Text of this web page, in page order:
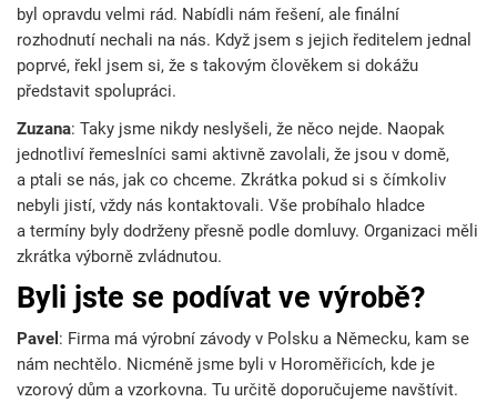
byl opravdu velmi rád. Nabídli nám řešení, ale finální
rozhodnutí nechali na nás. Když jsem s jejich ředitelem jednal
poprvé, řekl jsem si, že s takovým člověkem si dokážu
představit spolupráci.
Zuzana: Taky jsme nikdy neslyšeli, že něco nejde. Naopak
jednotliví řemeslníci sami aktivně zavolali, že jsou v domě,
a ptali se nás, jak co chceme. Zkrátka pokud si s čímkoliv
nebyli jistí, vždy nás kontaktovali. Vše probíhalo hladce
a termíny byly dodrženy přesně podle domluvy. Organizaci měli
zkrátka výborně zvládnutou.
Byli jste se podívat ve výrobě?
Pavel : Firma má výrobní závody v Polsku a Německu, kam se
nám nechtělo. Nicméně jsme byli v Horoměřicích, kde je
vzorový dům a vzorkovna. Tu určitě doporučujeme navštívit.